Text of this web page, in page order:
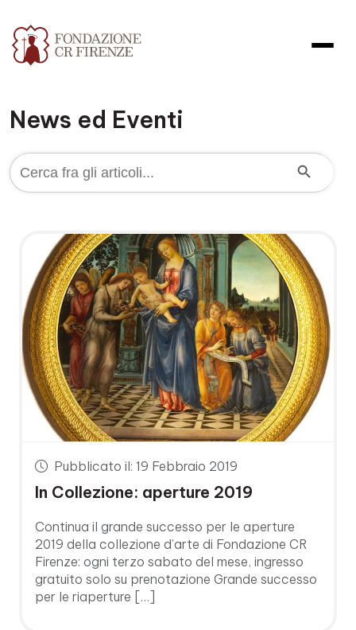
News ed Eventi
Search
for:
Search Button
Pubblicato il: 19 Febbraio 2019
In Collezione: aperture 2019
Continua il grande successo per le aperture
2019 della collezione d’arte di Fondazione CR
Firenze: ogni terzo sabato del mese, ingresso
gratuito solo su prenotazione Grande successo
per le riaperture […]